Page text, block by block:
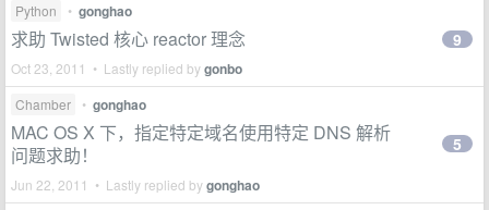
Python • gonghao
求助 Twisted 核心 reactor 理念
Oct 23, 2011 • Lastly replied bygonbo
9
Chamber • gonghao
MAC OS X 下，指定特定域名使用特定 DNS 解析
问题求助！
Jun 22, 2011 • Lastly replied bygonghao
5